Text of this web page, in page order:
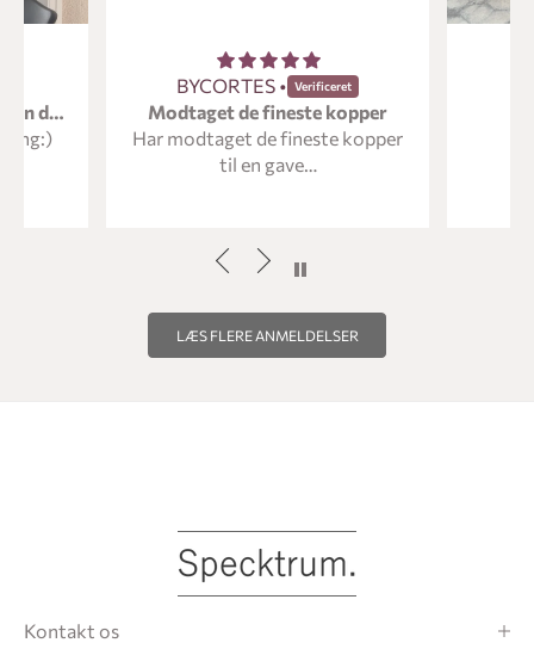
Det flotteste spejl på væggen der!
BYCORTES •
Modtaget de fineste kopper
Har modtaget de fineste kopper
til en gave…
LÆS FLERE ANMELDELSER
Kontakt os